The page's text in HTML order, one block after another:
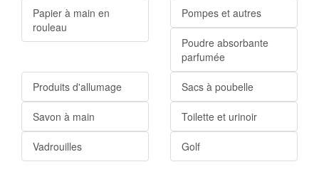
Papier à main en
rouleau
Pompes et autres
Poudre absorbante
parfumée
Produits d'allumage Sacs à poubelle
Savon à main Toilette et urinoir
Vadrouilles Golf